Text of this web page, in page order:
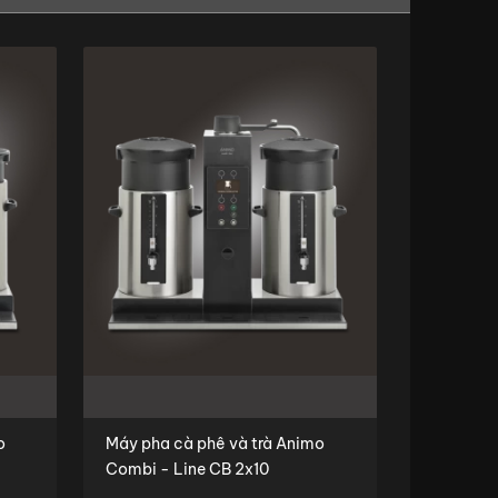
Máy pha cà phê và trà Animo
Combi - Line CB 2x10